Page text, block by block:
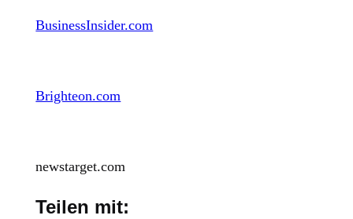
BusinessInsider.com
Brighteon.com
newstarget.com
Teilen mit: